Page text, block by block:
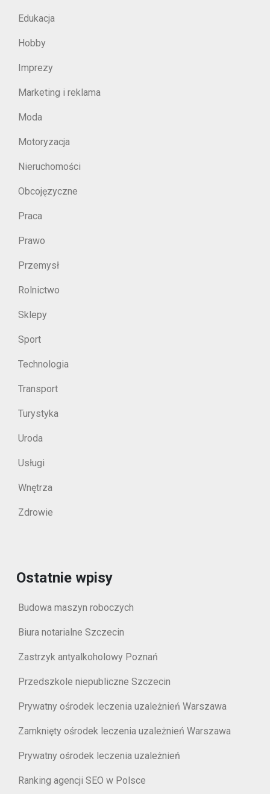
Edukacja
Hobby
Imprezy
Marketing i reklama
Moda
Motoryzacja
Nieruchomości
Obcojęzyczne
Praca
Prawo
Przemysł
Rolnictwo
Sklepy
Sport
Technologia
Transport
Turystyka
Uroda
Usługi
Wnętrza
Zdrowie
Ostatnie wpisy
Budowa maszyn roboczych
Biura notarialne Szczecin
Zastrzyk antyalkoholowy Poznań
Przedszkole niepubliczne Szczecin
Prywatny ośrodek leczenia uzależnień Warszawa
Zamknięty ośrodek leczenia uzależnień Warszawa
Prywatny ośrodek leczenia uzależnień
Ranking agencji SEO w Polsce